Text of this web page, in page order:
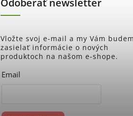
Odoberať newsletter
Vložte svoj e-mail a my Vám
zasielať informácie o nových
produktoch na našom e-shope.
Email